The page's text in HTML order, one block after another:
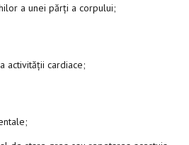
a unei părți a corpului;
activității cardiace;